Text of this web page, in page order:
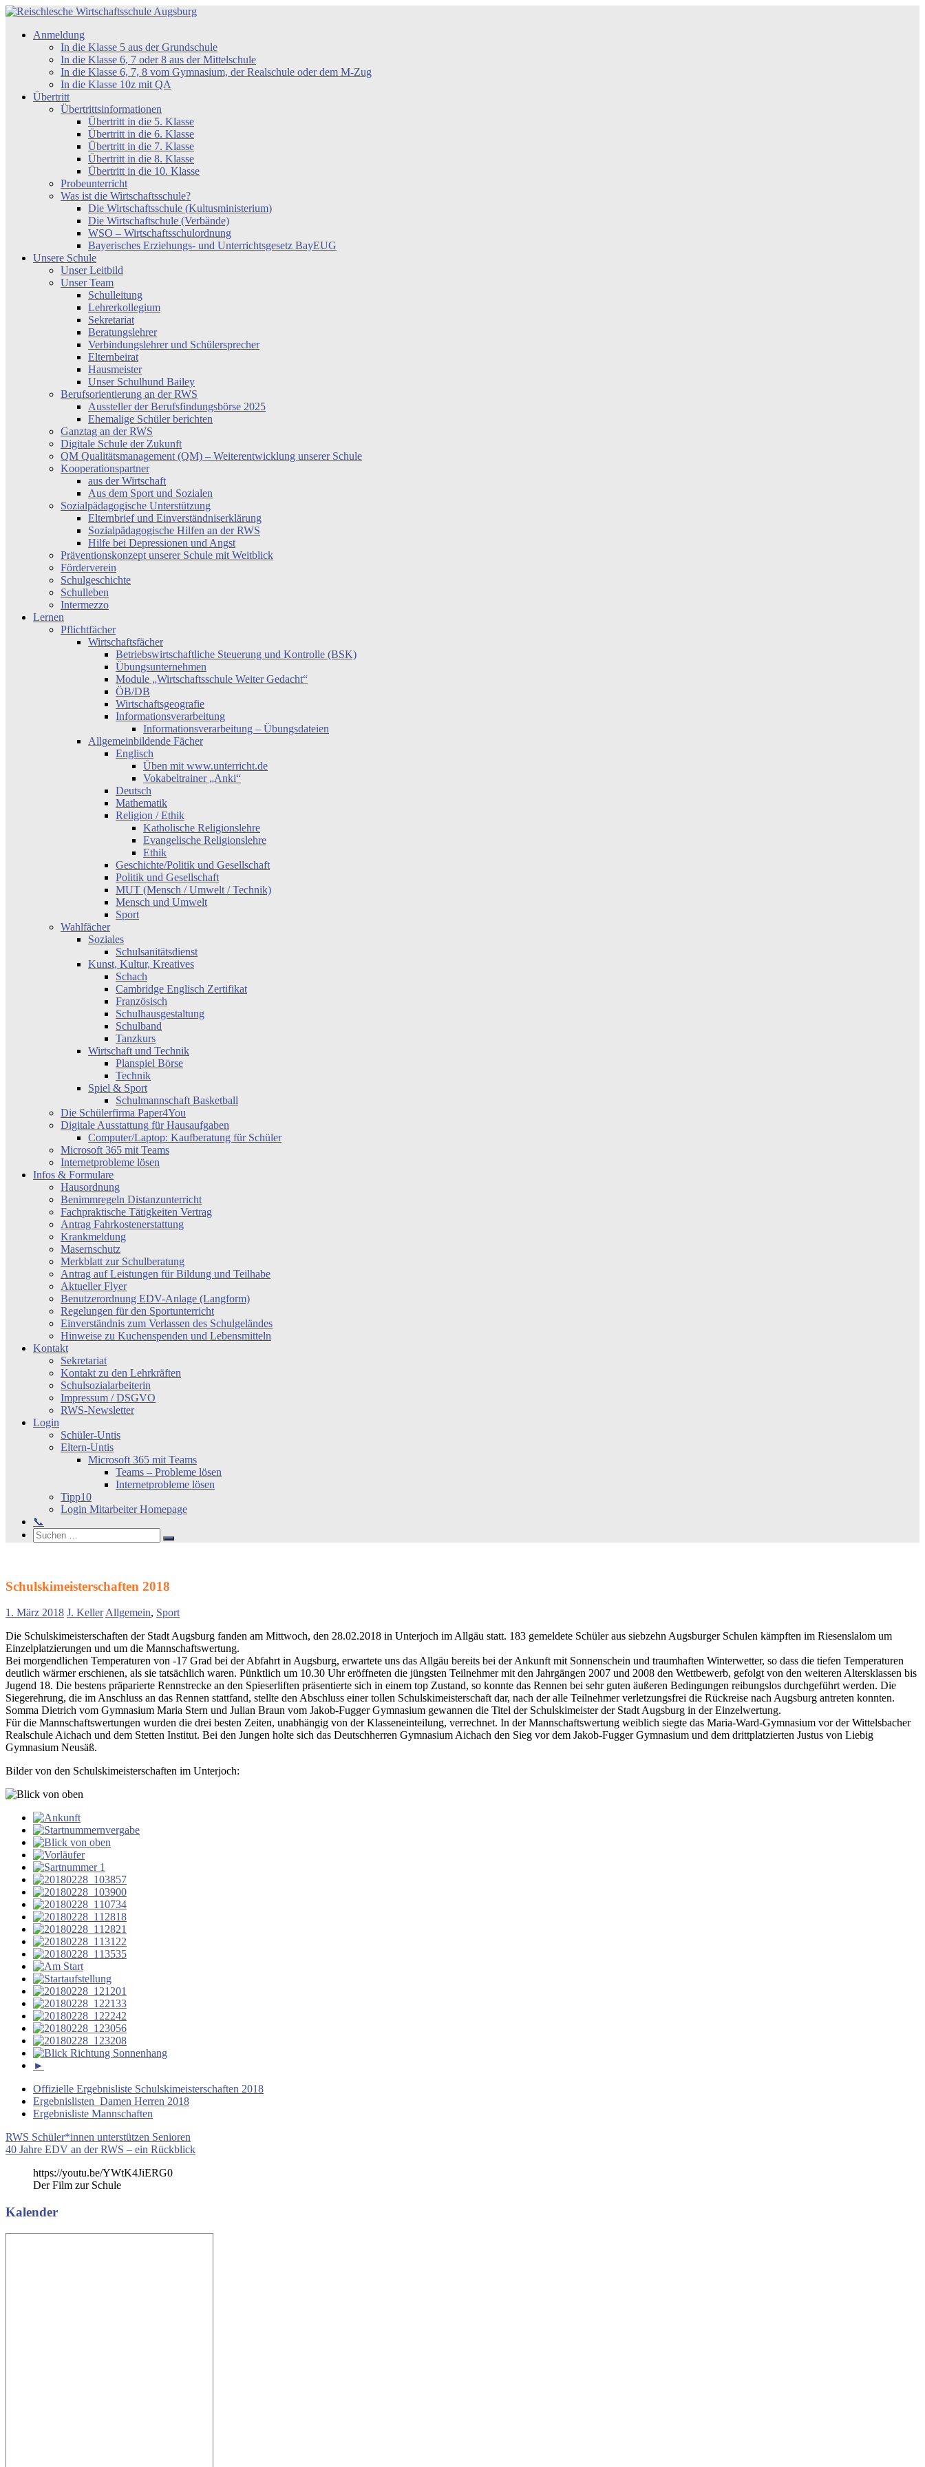
Zum
springen
Reischlesche
Wirtschaftsschule
Anmeldung
In die Klasse 5 aus der Grundschule
In die Klasse 6, 7 oder 8 aus der Mittelschule
In die Klasse 6, 7, 8 vom Gymnasium, der Realschule oder dem M-Zug
In die Klasse 10z mit QA
Übertritt
Übertrittsinformationen
Übertritt in die 5. Klasse
Übertritt in die 6. Klasse
Übertritt in die 7. Klasse
Übertritt in die 8. Klasse
Übertritt in die 10. Klasse
Probeunterricht
Was ist die Wirtschaftsschule?
Die Wirtschaftsschule (Kultusministerium)
Die Wirtschaftschule (Verbände)
WSO – Wirtschaftsschulordnung
Bayerisches Erziehungs- und Unterrichtsgesetz BayEUG
Unsere Schule
Unser Leitbild
Unser Team
Schulleitung
Lehrerkollegium
Sekretariat
Beratungslehrer
Verbindungslehrer und Schülersprecher
Elternbeirat
Hausmeister
Unser Schulhund Bailey
Berufsorientierung an der RWS
Aussteller der Berufsfindungsbörse 2025
Ehemalige Schüler berichten
Ganztag an der RWS
Digitale Schule der Zukunft
QM Qualitätsmanagement (QM) – Weiterentwicklung unserer Schule
Kooperationspartner
aus der Wirtschaft
Aus dem Sport und Sozialen
Sozialpädagogische Unterstützung
Elternbrief und Einverständniserklärung
Sozialpädagogische Hilfen an der RWS
Hilfe bei Depressionen und Angst
Präventionskonzept unserer Schule mit Weitblick
Förderverein
Schulgeschichte
Schulleben
Intermezzo
Lernen
Pflichtfächer
Wirtschaftsfächer
Betriebswirtschaftliche Steuerung und Kontrolle (BSK)
Übungsunternehmen
Module „Wirtschaftsschule Weiter Gedacht“
ÖB/DB
Wirtschaftsgeografie
Informationsverarbeitung
Informationsverarbeitung – Übungsdateien
Allgemeinbildende Fächer
Englisch
Üben mit www.unterricht.de
Vokabeltrainer „Anki“
Deutsch
Mathematik
Religion / Ethik
Katholische Religionslehre
Evangelische Religionslehre
Ethik
Geschichte/Politik und Gesellschaft
Politik und Gesellschaft
MUT (Mensch / Umwelt / Technik)
Mensch und Umwelt
Sport
Wahlfächer
Soziales
Schulsanitätsdienst
Kunst, Kultur, Kreatives
Schach
Cambridge Englisch Zertifikat
Französisch
Schulhausgestaltung
Schulband
Tanzkurs
Wirtschaft und Technik
Planspiel Börse
Technik
Spiel & Sport
Schulmannschaft Basketball
Die Schülerfirma Paper4You
Digitale Ausstattung für Hausaufgaben
Computer/Laptop: Kaufberatung für Schüler
Microsoft 365 mit Teams
Internetprobleme lösen
Infos & Formulare
Hausordnung
Benimmregeln Distanzunterricht
Fachpraktische Tätigkeiten Vertrag
Antrag Fahrkostenerstattung
Krankmeldung
Masernschutz
Merkblatt zur Schulberatung
Antrag auf Leistungen für Bildung und Teilhabe
Aktueller Flyer
Benutzerordnung EDV-Anlage (Langform)
Regelungen für den Sportunterricht
Einverständnis zum Verlassen des Schulgeländes
Hinweise zu Kuchenspenden und Lebensmitteln
Kontakt
Sekretariat
Kontakt zu den Lehrkräften
Schulsozialarbeiterin
Impressum / DSGVO
RWS-Newsletter
Login
Schüler-Untis
Eltern-Untis
Microsoft 365 mit Teams
Teams – Probleme lösen
Internetprobleme lösen
Tipp10
Login Mitarbeiter Homepage
📞
Search
Suchen
nach:
Suchen
Schulskimeisterschaften 2018
1. März 2018 J. KellerAllgemein, Sport
Die Schulskimeisterschaften der Stadt Augsburg fanden am Mittwoch, den 28.02.2018 in Unterjoch im Allgäu statt. 183 gemeldete Schüler aus siebzehn Augsburger Schulen kämpften im Riesenslalom um
Einzelplatzierungen und um die Mannschaftswertung.
Bei morgendlichen Temperaturen von -17 Grad bei der Abfahrt in Augsburg, erwartete uns das Allgäu bereits bei der Ankunft mit Sonnenschein und traumhaften Winterwetter, so dass die tiefen Temperaturen
deutlich wärmer erschienen, als sie tatsächlich waren. Pünktlich um 10.30 Uhr eröffneten die jüngsten Teilnehmer mit den Jahrgängen 2007 und 2008 den Wettbewerb, gefolgt von den weiteren Altersklassen bis
Jugend 18. Die bestens präparierte Rennstrecke an den Spieserliften präsentierte sich in einem top Zustand, so konnte das Rennen bei sehr guten äußeren Bedingungen reibungslos durchgeführt werden. Die
Siegerehrung, die im Anschluss an das Rennen stattfand, stellte den Abschluss einer tollen Schulskimeisterschaft dar, nach der alle Teilnehmer verletzungsfrei die Rückreise nach Augsburg antreten konnten.
Somma Dietrich vom Gymnasium Maria Stern und Julian Braun vom Jakob-Fugger Gymnasium gewannen die Titel der Schulskimeister der Stadt Augsburg in der Einzelwertung.
Für die Mannschaftswertungen wurden die drei besten Zeiten, unabhängig von der Klasseneinteilung, verrechnet. In der Mannschaftswertung weiblich siegte das Maria-Ward-Gymnasium vor der Wittelsbacher
Realschule Aichach und dem Stetten Institut. Bei den Jungen holte sich das Deutschherren Gymnasium Aichach den Sieg vor dem Jakob-Fugger Gymnasium und dem drittplatzierten Justus von Liebig
Gymnasium Neusäß.
Bilder von den Schulskimeisterschaften im Unterjoch:
►
Offizielle Ergebnisliste Schulskimeisterschaften 2018
Ergebnislisten Damen Herren 2018
Ergebnisliste Mannschaften
SchulskiSchulskimeisterschaftenSki
Beitragsnavigation
Vorheriger
Beitrag:
RWS Schüler*innen unterstützen Senioren
Nächster
40 Jahre EDV an der RWS – ein Rückblick
https://youtu.be/YWtK4JiERG0
Der Film zur Schule
Kalender